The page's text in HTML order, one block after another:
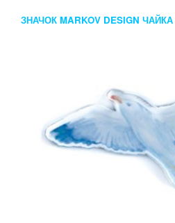
ЗНАЧОК MARKOV DESIGN ЧАЙКА